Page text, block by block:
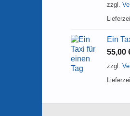
zzgl.
Ein
55,00
zzgl.